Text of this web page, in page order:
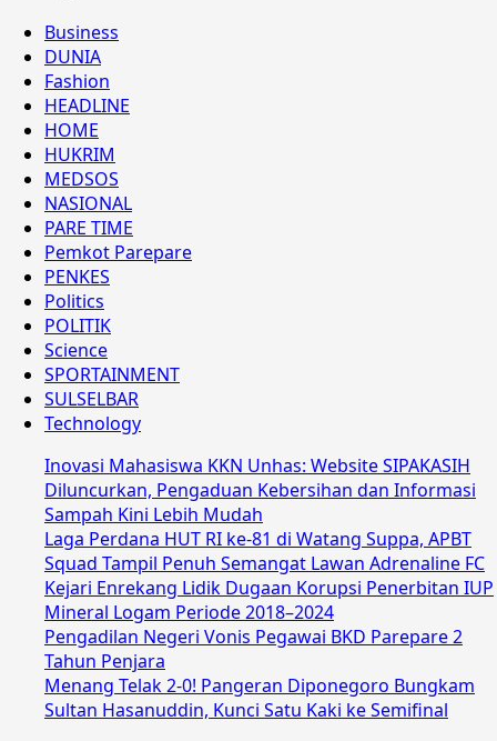
Business
DUNIA
Fashion
HEADLINE
HOME
HUKRIM
MEDSOS
NASIONAL
PARE TIME
Pemkot Parepare
PENKES
Politics
POLITIK
Science
SPORTAINMENT
SULSELBAR
Technology
Inovasi Mahasiswa KKN Unhas: Website SIPAKASIH
Diluncurkan, Pengaduan Kebersihan dan Informasi
Sampah Kini Lebih Mudah
Laga Perdana HUT RI ke-81 di Watang Suppa, APBT
Squad Tampil Penuh Semangat Lawan Adrenaline FC
Kejari Enrekang Lidik Dugaan Korupsi Penerbitan IUP
Mineral Logam Periode 2018–2024
Pengadilan Negeri Vonis Pegawai BKD Parepare 2
Tahun Penjara
Menang Telak 2-0! Pangeran Diponegoro Bungkam
Sultan Hasanuddin, Kunci Satu Kaki ke Semifinal